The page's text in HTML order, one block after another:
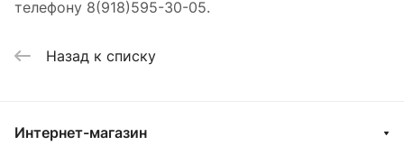
телефону 8(918)595-30-05.
Назад к списку
Интернет-магазин